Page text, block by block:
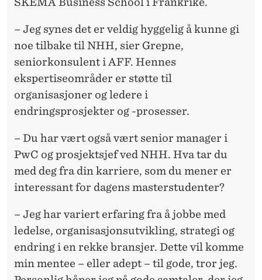
– Jeg synes det er veldig hyggelig å kunne gi
noe tilbake til NHH, sier Grepne,
seniorkonsulent i AFF. Hennes
ekspertiseområder er støtte til
organisasjoner og ledere i
endringsprosjekter og -prosesser.
– Du har vært også vært senior manager i
PwC og prosjektsjef ved NHH. Hva tar du
med deg fra din karriere, som du mener er
interessant for dagens masterstudenter?
– Jeg har variert erfaring fra å jobbe med
ledelse, organisasjonsutvikling, strategi og
endring i en rekke bransjer. Dette vil komme
min mentee – eller adept – til gode, tror jeg.